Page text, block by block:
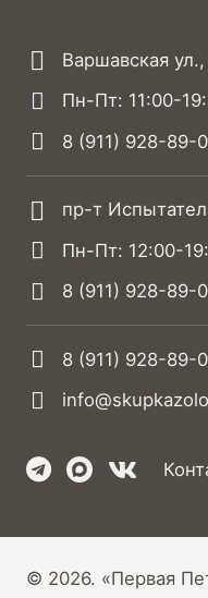
Варшавская
Пн-Пт: 11:00-
8 (911) 928-89-
пр-т
Пн-Пт: 12:00-
8 (911) 928-89-
8 (911) 928-89-
© 2026. «Первая